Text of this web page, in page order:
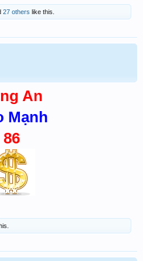
27 others like this.
An
Mạnh
86